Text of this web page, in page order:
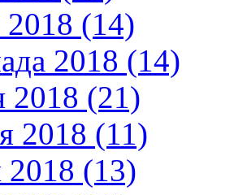
2018 (14)
2018 (14)
2018 (21)
2018 (11)
2018 (13)